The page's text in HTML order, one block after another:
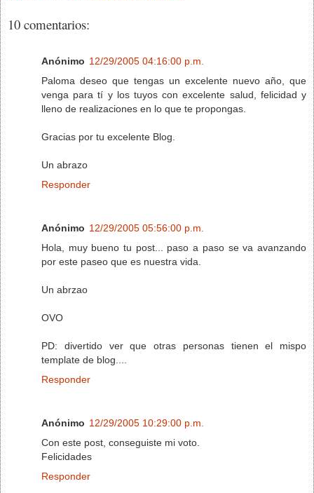
10 comentarios:
Anónimo 12/29/2005 04:16:00 p.m.
Paloma deseo que tengas un excelente nuevo año, que
venga para tí y los tuyos con excelente salud, felicidad y
lleno de realizaciones en lo que te propongas.
Gracias por tu excelente Blog.
Un abrazo
Responder
Anónimo 12/29/2005 05:56:00 p.m.
Hola, muy bueno tu post... paso a paso se va avanzando
por este paseo que es nuestra vida.
Un abrzao
OVO
PD: divertido ver que otras personas tienen el mispo
template de blog....
Responder
Anónimo 12/29/2005 10:29:00 p.m.
Con este post, conseguiste mi voto.
Felicidades
Responder